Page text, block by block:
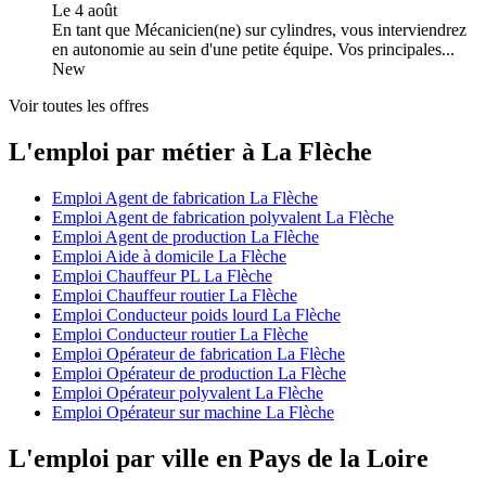
Le 4 août
En tant que Mécanicien(ne) sur cylindres, vous interviendrez
en autonomie au sein d'une petite équipe. Vos principales...
New
Voir toutes les offres
L'emploi par métier à La Flèche
Emploi Agent de fabrication La Flèche
Emploi Agent de fabrication polyvalent La Flèche
Emploi Agent de production La Flèche
Emploi Aide à domicile La Flèche
Emploi Chauffeur PL La Flèche
Emploi Chauffeur routier La Flèche
Emploi Conducteur poids lourd La Flèche
Emploi Conducteur routier La Flèche
Emploi Opérateur de fabrication La Flèche
Emploi Opérateur de production La Flèche
Emploi Opérateur polyvalent La Flèche
Emploi Opérateur sur machine La Flèche
L'emploi par ville en Pays de la Loire